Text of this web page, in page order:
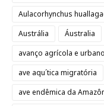
Aulacorhynchus
Austrália
Áustralia
avanço agrícola e urbano
ave aqu´tica migratória
ave endêmica da